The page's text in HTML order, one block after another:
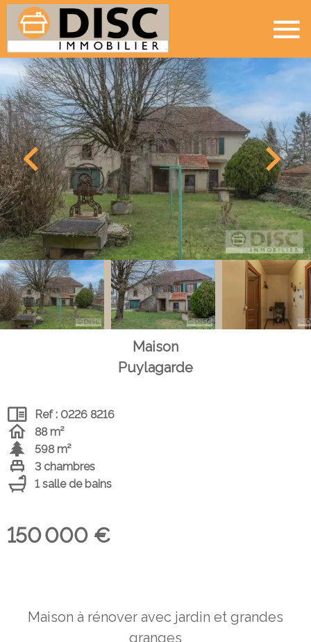
Maison
Puylagarde
Ref : 0226 8216
88 m²
598 m²
3 chambres
1 salle de bains
150 000 €
Maison à rénover avec jardin et grandes
granges